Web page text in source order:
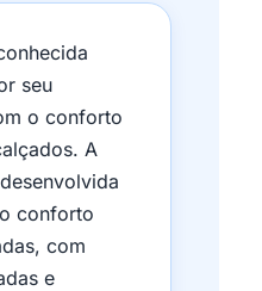
seu
o conforto
A
conforto
com
e